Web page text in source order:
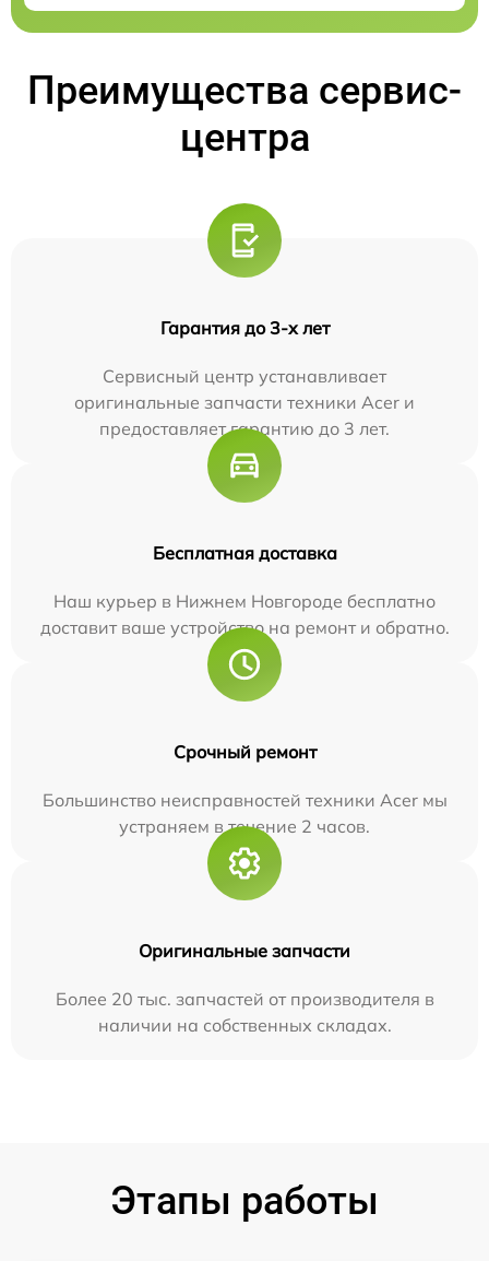
Преимущества сервис-
центра
Гарантия до 3-х лет
Сервисный центр устанавливает
оригинальные запчасти техники Acer и
предоставляет гарантию до 3 лет.
Бесплатная доставка
Наш курьер в Нижнем Новгороде бесплатно
доставит ваше устройство на ремонт и обратно.
Срочный ремонт
Большинство неисправностей техники Acer мы
устраняем в течение 2 часов.
Оригинальные запчасти
Более 20 тыс. запчастей от производителя в
наличии на собственных складах.
Этапы работы